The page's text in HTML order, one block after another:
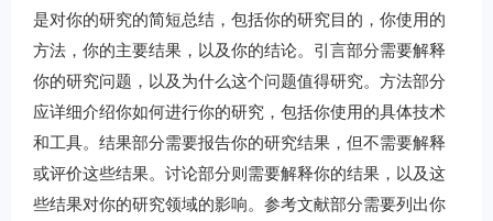
是对你的研究的简短总结，包括你的研究目的，你使用的
方法，你的主要结果，以及你的结论。引言部分需要解释
你的研究问题，以及为什么这个问题值得研究。方法部分
应详细介绍你如何进行你的研究，包括你使用的具体技术
和工具。结果部分需要报告你的研究结果，但不需要解释
或评价这些结果。讨论部分则需要解释你的结果，以及这
些结果对你的研究领域的影响。参考文献部分需要列出你